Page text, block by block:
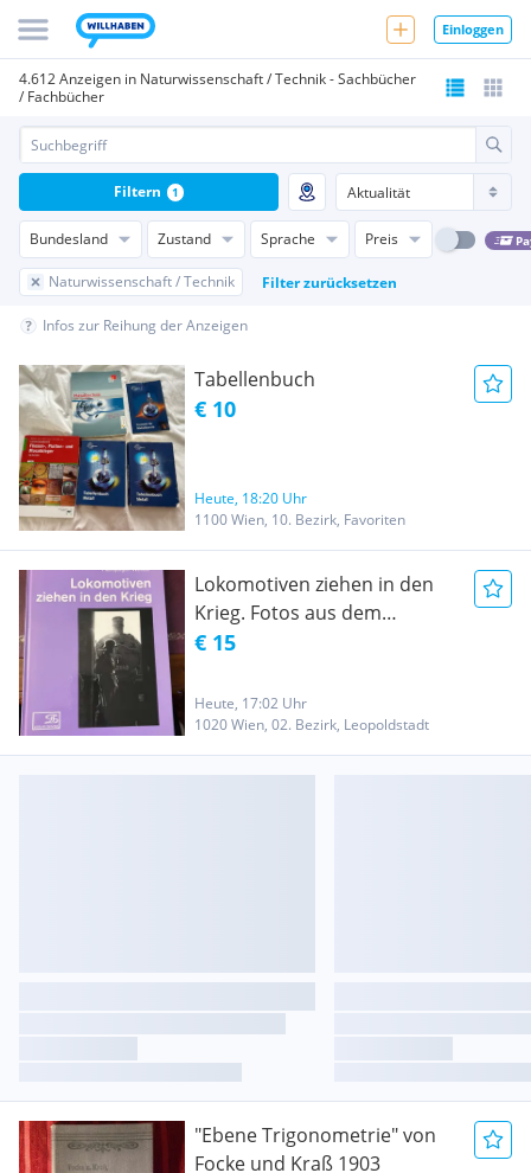
Einloggen
4.612 Anzeigen in Naturwissenschaft / Technik - Sachbücher
/ Fachbücher
Bundesland Zustand Sprache Preis
Naturwissenschaft / Technik Filter zurücksetzen
Filtern 1
Infos zur Reihung der Anzeigen
Tabellenbuch
€ 10
Heute, 18:20 Uhr
1100 Wien, 10. Bezirk, Favoriten
Lokomotiven ziehen in den
Krieg. Fotos aus dem
Eisenbahnbetrieb im Zweiten
€ 15
Heute, 17:02 Uhr
1020 Wien, 02. Bezirk, Leopoldstadt
"Ebene Trigonometrie" von
Focke und Kraß 1903